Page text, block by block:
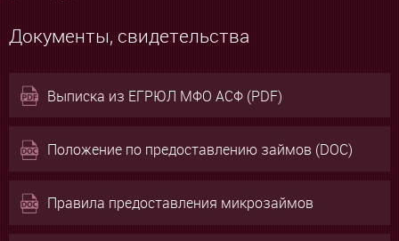
Документы, свидетельства
Выписка из ЕГРЮЛ МФО АСФ (PDF)
Положение по предоставлению займов (DOC)
Правила предоставления микрозаймов